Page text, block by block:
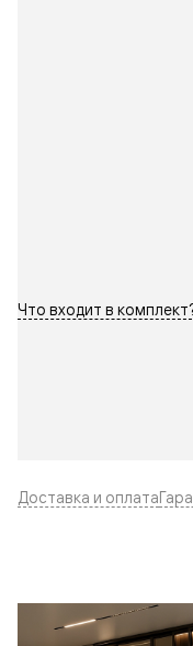
Что входит в
Доставка и оплата